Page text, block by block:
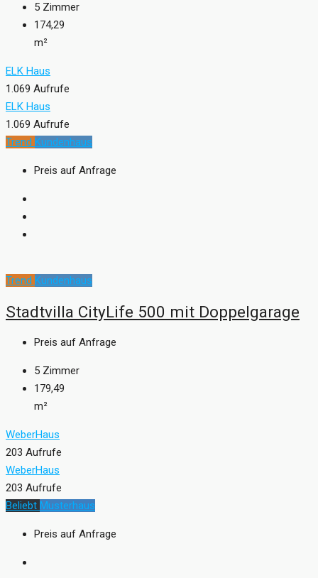
5 Zimmer
174,29
m²
ELK Haus
1.069 Aufrufe
ELK Haus
1.069 Aufrufe
Trend Kundenhaus
Preis auf Anfrage
Trend Kundenhaus
Stadtvilla CityLife 500 mit Doppelgarage
Preis auf Anfrage
5 Zimmer
179,49
m²
WeberHaus
203 Aufrufe
WeberHaus
203 Aufrufe
Beliebt Musterhaus
Preis auf Anfrage